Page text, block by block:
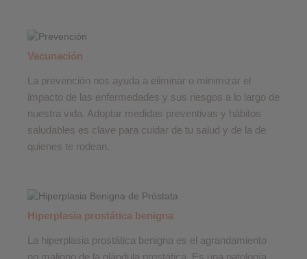
Vacunación
La prevención nos ayuda a eliminar o minimizar el
impacto de las enfermedades y sus riesgos a lo largo de
nuestra vida. Adoptar medidas preventivas y hábitos
saludables es clave para cuidar de tu salud y de la de
quienes te rodean.
Hiperplasia prostática benigna
La hiperplasia prostática benigna es el agrandamiento
no maligno de la glándula prostática. Es una patología